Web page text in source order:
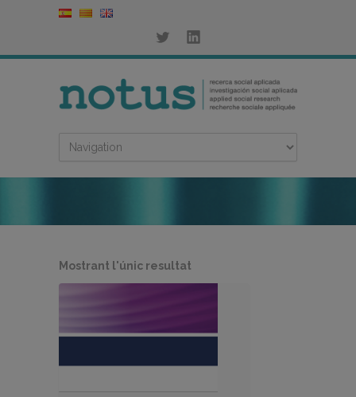
Mostrant l'únic resultat